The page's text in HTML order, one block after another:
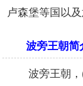
卢森堡等国以
波旁王朝简
波旁王朝，(